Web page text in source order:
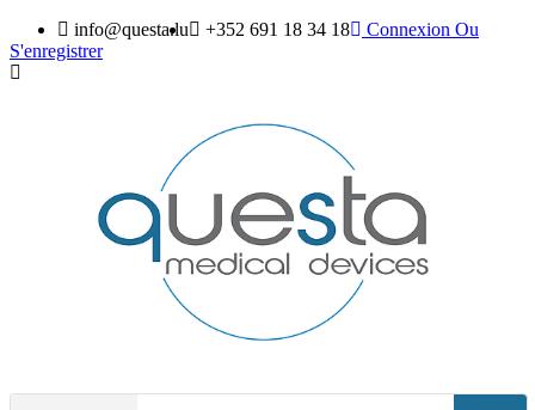
info@questa.lu +352 691 18 34 18 Connexion Ou
S'enregistrer